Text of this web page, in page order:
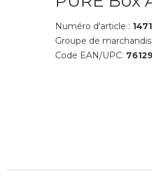
Numéro d'article :
Groupe de
Code EAN/UPC: